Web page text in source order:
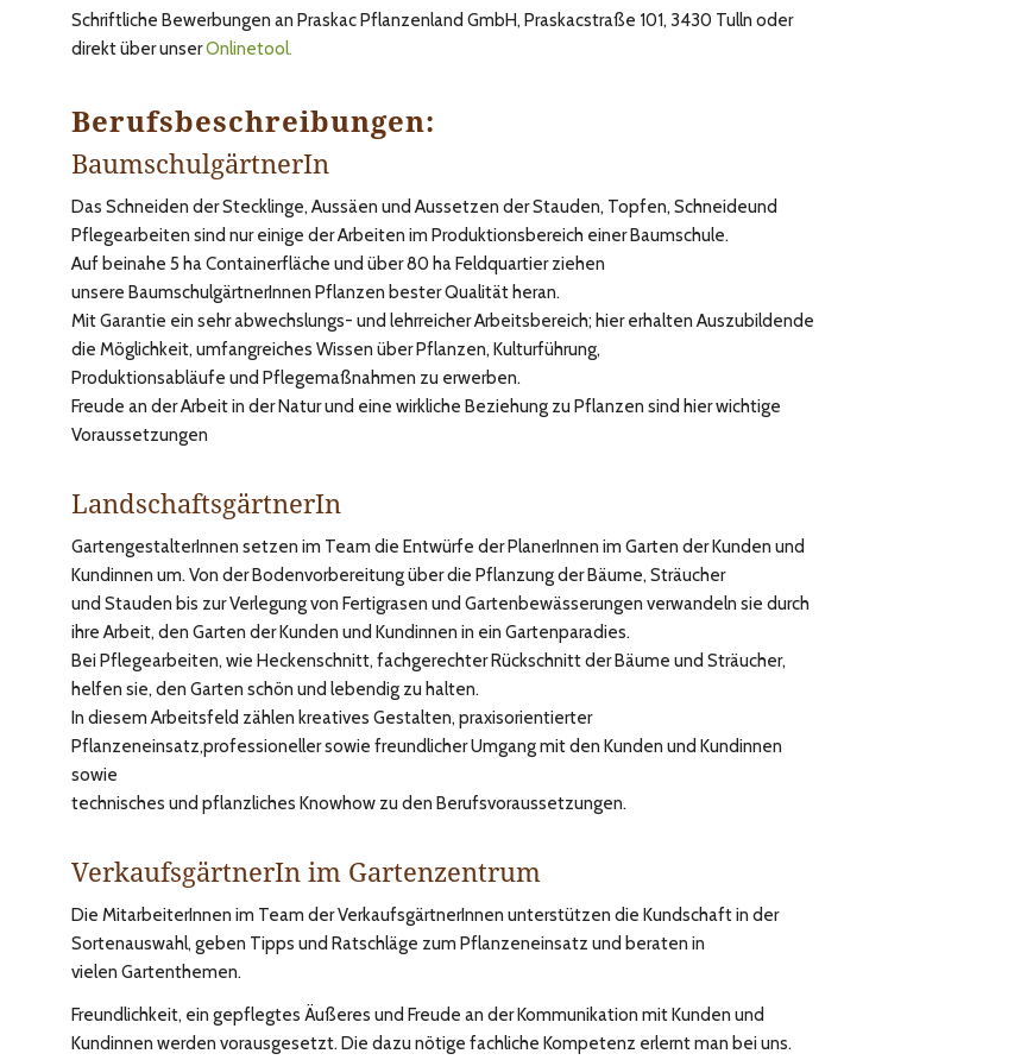
Schriftliche Bewerbungen an Praskac Pflanzenland GmbH, Praskacstraße 101, 3430 Tulln oder
direkt über unserOnlinetool.
Berufsbeschreibungen:
BaumschulgärtnerIn
Das Schneiden der Stecklinge, Aussäen und Aussetzen der Stauden, Topfen, Schneideund
Pflegearbeiten sind nur einige der Arbeiten im Produktionsbereich einer Baumschule.
Auf beinahe 5 ha Containerfläche und über 80 ha Feldquartier ziehen
unsere BaumschulgärtnerInnen Pflanzen bester Qualität heran.
Mit Garantie ein sehr abwechslungs- und lehrreicher Arbeitsbereich; hier erhalten Auszubildende
die Möglichkeit, umfangreiches Wissen über Pflanzen, Kulturführung,
Produktionsabläufe und Pflegemaßnahmen zu erwerben.
Freude an der Arbeit in der Natur und eine wirkliche Beziehung zu Pflanzen sind hier wichtige
Voraussetzungen
LandschaftsgärtnerIn
GartengestalterInnen setzen im Team die Entwürfe der PlanerInnen im Garten der Kunden und
Kundinnen um. Von der Bodenvorbereitung über die Pflanzung der Bäume, Sträucher
und Stauden bis zur Verlegung von Fertigrasen und Gartenbewässerungen verwandeln sie durch
ihre Arbeit, den Garten der Kunden und Kundinnen in ein Gartenparadies.
Bei Pflegearbeiten, wie Heckenschnitt, fachgerechter Rückschnitt der Bäume und Sträucher,
helfen sie, den Garten schön und lebendig zu halten.
In diesem Arbeitsfeld zählen kreatives Gestalten, praxisorientierter
Pflanzeneinsatz,professioneller sowie freundlicher Umgang mit den Kunden und Kundinnen
sowie
technisches und pflanzliches Knowhow zu den Berufsvoraussetzungen.
VerkaufsgärtnerIn im Gartenzentrum
Die MitarbeiterInnen im Team der VerkaufsgärtnerInnen unterstützen die Kundschaft in der
Sortenauswahl, geben Tipps und Ratschläge zum Pflanzeneinsatz und beraten in
vielen Gartenthemen.
Freundlichkeit, ein gepflegtes Äußeres und Freude an der Kommunikation mit Kunden und
Kundinnen werden vorausgesetzt. Die dazu nötige fachliche Kompetenz erlernt man bei uns.